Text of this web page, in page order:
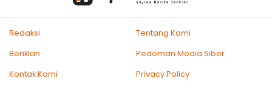
Redaksi
Tentang Kami
Beriklan
Pedoman Media Siber
Kontak Kami
Privacy Policy